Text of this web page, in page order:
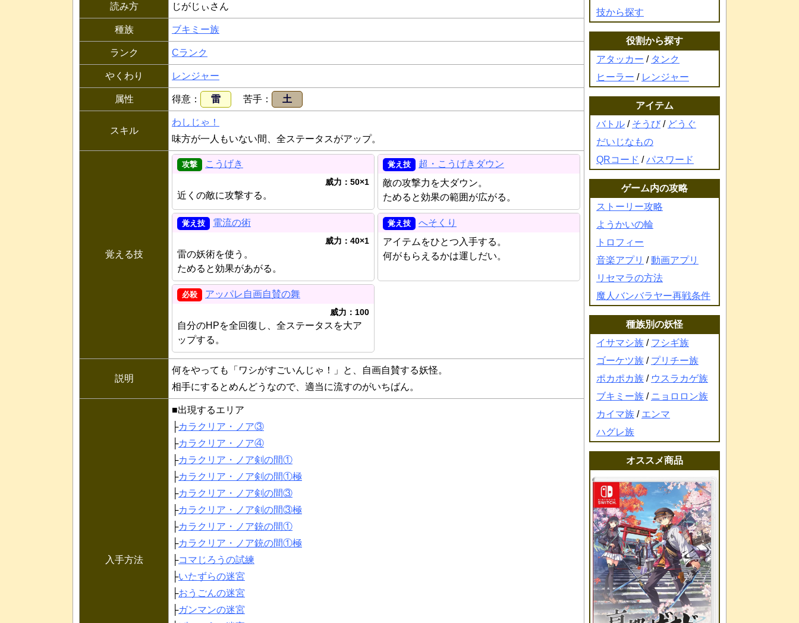
読み方
じがじぃさん
種族 ブキミー族
ランク Cランク
やくわり レンジャー
属性 得意 雷 苦手 土
スキル
わしじゃ！
味方が一人もいない間、全ステータスがアップ。
覚える技
こうげき
威力：50×1
近くの敵に攻撃する。
超・こうげきダウン
敵の攻撃力を大ダウン。
ためると効果の範囲が広がる。
電流の術
威力：40×1
雷の妖術を使う。
ためると効果があがる。
へそくり
アイテムをひとつ入手する。
何がもらえるかは運しだい。
アッパレ自画自賛の舞
威力：100
自分のHPを全回復し、全ステータスを大ア
ップする。
説明
何をやっても「ワシがすごいんじゃ！」と、自画自賛する妖怪。
相手にするとめんどうなので、適当に流すのがいちばん。
入手方法
■出現するエリア
├カラクリア・ノア③
├カラクリア・ノア④
├カラクリア・ノア剣の間①
├カラクリア・ノア剣の間①極
├カラクリア・ノア剣の間③
├カラクリア・ノア剣の間③極
├カラクリア・ノア銃の間①
├カラクリア・ノア銃の間①極
├コマじろうの試練
├いたずらの迷宮
├おうごんの迷宮
├ガンマンの迷宮
技から探す
役割から探す
アタッカー / タンク
ヒーラー / レンジャー
アイテム
バトル / そうび / どうぐ
だいじなもの
QRコード /パスワード
ゲーム内の攻略
ストーリー攻略
ようかいの輪
トロフィー
音楽アプリ /動画アプリ
リセマラの方法
魔人バンバラヤー再戦条件
種族別の妖怪
イサマシ族 / フシギ族
ゴーケツ族 / プリチー族
ポカポカ族 / ウスラカゲ族
ブキミー族 / ニョロロン族
カイマ族 / エンマ
ハグレ族
オススメ商品